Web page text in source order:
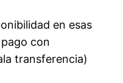
en esas
con
transferencia)